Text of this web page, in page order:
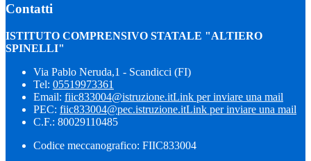
Contatti
ISTITUTO COMPRENSIVO STATALE "ALTIERO
SPINELLI"
Via Pablo Neruda,1 - Scandicci (FI)
Tel: 05519973361
Email: fiic833004@istruzione.itLink per inviare una mail
PEC: fiic833004@pec.istruzione.itLink per inviare una mail
C.F.: 80029110485
Codice meccanografico: FIIC833004